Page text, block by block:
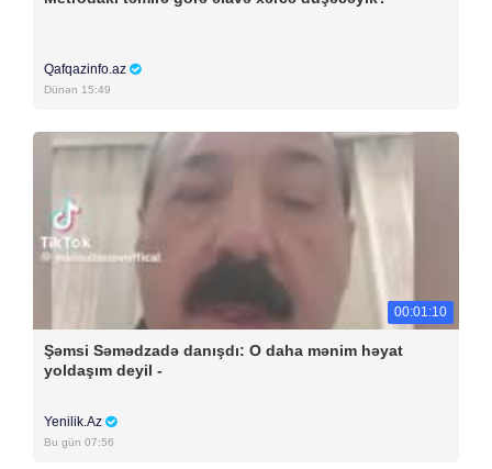
Qafqazinfo.az
Dünən 15:49
00:01:10
Şəmsi Səmədzadə danışdı: O daha mənim həyat
yoldaşım deyil -
Yenilik.Az
Bu gün 07:56